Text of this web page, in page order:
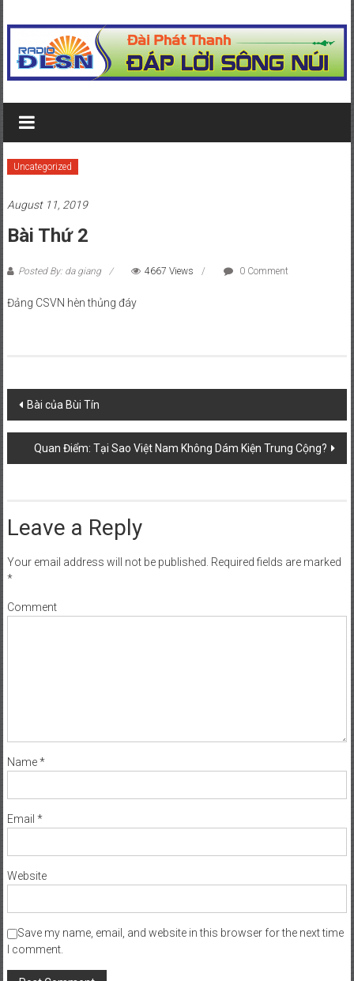
radio dap loi song nui
Just another WordPress site
Uncategorized
August 11, 2019
Bài Thứ 2
Posted By: da giang 4667 Views 0 Comment
Đảng CSVN hèn thủng đáy
Post navigation
Bài của Bùi Tín
Quan Điểm: Tại Sao Việt Nam Không Dám Kiện Trung Cộng?
Leave a Reply
Your email address will not be published. Required fields are marked
*
Comment
Name*
Email *
Website
Save my name, email, and website in this browser for the next time
I comment.